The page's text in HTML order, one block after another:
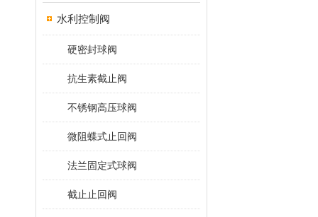
水利控制阀
硬密封球阀
抗生素截止阀
不锈钢高压球阀
微阻蝶式止回阀
法兰固定式球阀
截止止回阀